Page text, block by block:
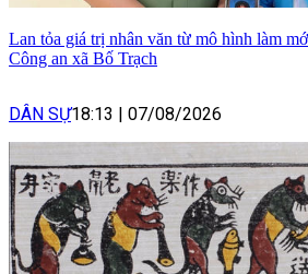
Lan tỏa giá trị nhân văn từ mô hình làm
Công an xã Bố Trạch
DÂN SỰ18:13 07/08/2026